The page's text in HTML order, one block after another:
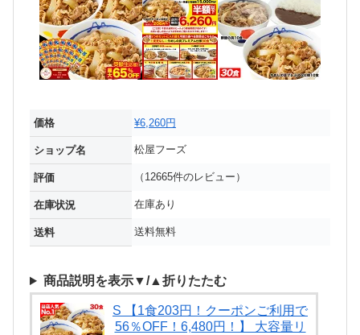
価格 ¥6,260円
ショップ名 松屋フーズ
評価 （12665件のレビュー）
在庫状況 在庫あり
送料 送料無料
商品説明を表示▼/▲折りたたむ
S 【1食203円！クーポンご利用で
56％OFF！6,480円！】 大容量リ